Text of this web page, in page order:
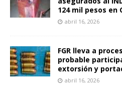
124 mil pesos en
abril 16, 2026
FGR lleva a
probable
extorsión y
abril 16, 2026